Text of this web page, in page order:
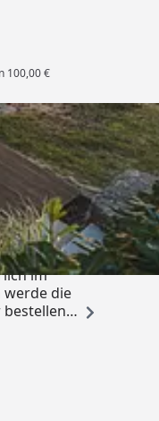
100,00 €
Lieferung.
im
die
bestellen
gute